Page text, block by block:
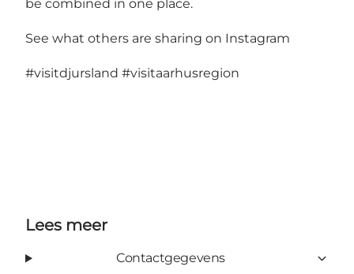
be combined in one place.
See what others are sharing on Instagram
#visitdjursland #visitaarhusregion
Lees meer
Contactgegevens